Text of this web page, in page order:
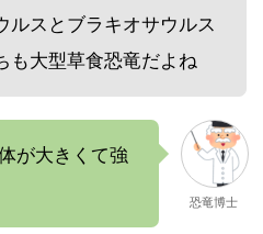
ルスとブラキオサウルス
も大型草食恐竜だよね
が大きくて強
恐竜博士